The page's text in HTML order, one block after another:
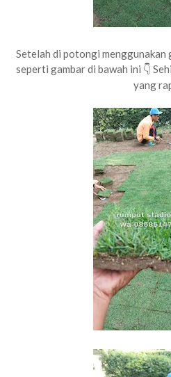
Setelah di potongi menggunakan
seperti gambar di bawah ini 👇
yang